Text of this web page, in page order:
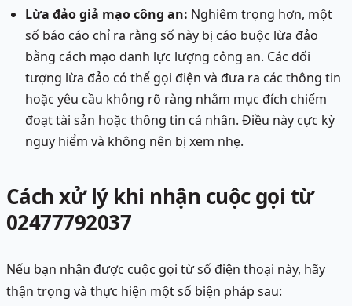
Lừa đảo giả mạo công an: Nghiêm trọng hơn, một
số báo cáo chỉ ra rằng số này bị cáo buộc lừa đảo
bằng cách mạo danh lực lượng công an. Các đối
tượng lừa đảo có thể gọi điện và đưa ra các thông tin
hoặc yêu cầu không rõ ràng nhằm mục đích chiếm
đoạt tài sản hoặc thông tin cá nhân. Điều này cực kỳ
nguy hiểm và không nên bị xem nhẹ.
Cách xử lý khi nhận cuộc gọi từ
02477792037
Nếu bạn nhận được cuộc gọi từ số điện thoại này, hãy
thận trọng và thực hiện một số biện pháp sau: